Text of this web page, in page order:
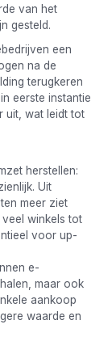
van het
gesteld.
een
na de
terugkeren
eerste instantie
uit, wat leidt tot
herstellen:
Uit
meer ziet
winkels tot
voor up-
e-
maar ook
aankoop
waarde en